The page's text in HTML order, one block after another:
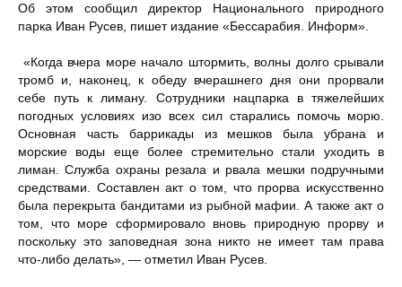
Об этом сообщил директор Национального природного
парка Иван Русев, пишет издание «Бессарабия. Информ».
«Когда вчера море начало штормить, волны долго срывали
тромб и, наконец, к обеду вчерашнего дня они прорвали
себе путь к лиману. Сотрудники нацпарка в тяжелейших
погодных условиях изо всех сил старались помочь морю.
Основная часть баррикады из мешков была убрана и
морские воды еще более стремительно стали уходить в
лиман. Служба охраны резала и рвала мешки подручными
средствами. Составлен акт о том, что прорва искусственно
была перекрыта бандитами из рыбной мафии. А также акт о
том, что море сформировало вновь природную прорву и
поскольку это заповедная зона никто не имеет там права
что-либо делать», — отметил Иван Русев.